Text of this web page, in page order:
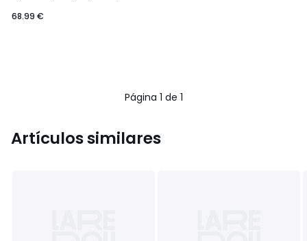
€.
68.99 €
Página 1 de 1
Artículos similares